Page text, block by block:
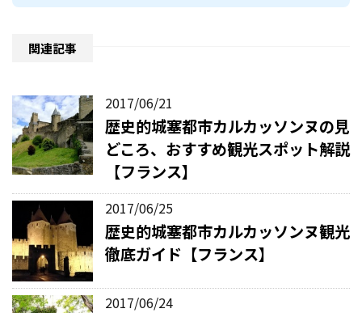
関連記事
2017/06/21
歴史的城塞都市カルカッソンヌの見
どころ、おすすめ観光スポット解説
【フランス】
2017/06/25
歴史的城塞都市カルカッソンヌ観光
徹底ガイド【フランス】
2017/06/24